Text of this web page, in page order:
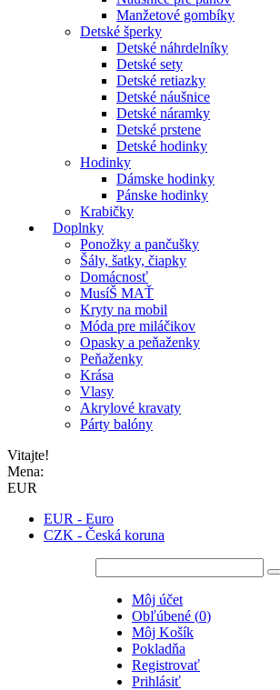
Manžetové gombíky
Detské šperky
Detské náhrdelníky
Detské sety
Detské retiazky
Detské náušnice
Detské náramky
Detské prstene
Detské hodinky
Hodinky
Dámske hodinky
Pánske hodinky
Krabičky
Doplnky
Ponožky a pančušky
Šály, šatky, čiapky
Domácnosť
MusíŠ MAŤ
Kryty na mobil
Móda pre miláčikov
Opasky a peňaženky
Peňaženky
Krása
Vlasy
Akrylové kravaty
Párty balóny
Vitajte!
Mena:
EUR
EUR - Euro
CZK - Česká koruna
Môj účet
Obľúbené (0)
Môj Košík
Pokladňa
Registrovať
Prihlásiť